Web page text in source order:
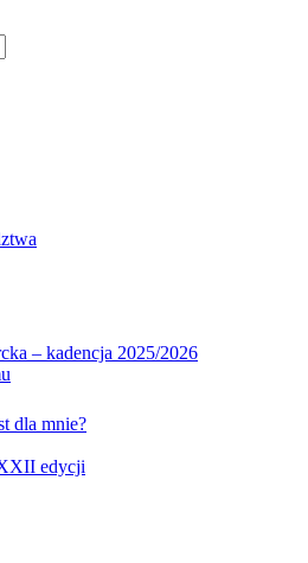
– kadencja 2025/2026
dla mnie?
edycji